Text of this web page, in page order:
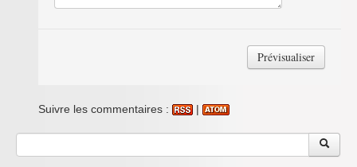
Suivre les commentaires : |